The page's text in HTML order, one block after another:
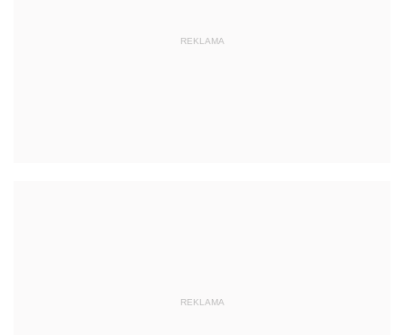
REKLAMA
REKLAMA